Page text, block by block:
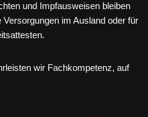
und Impfausweisen bleiben
im Ausland oder für
wir Fachkompetenz, auf